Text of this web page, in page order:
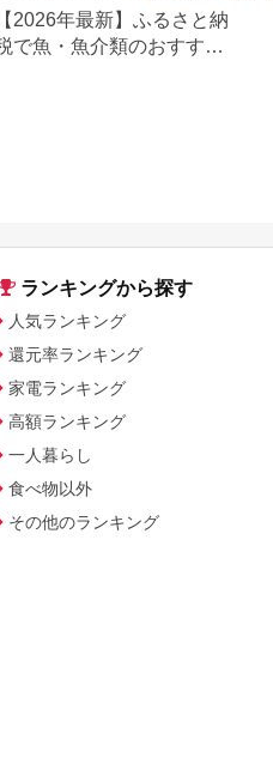
【2026年最新】ふるさと納
で魚・魚介類のおすすめ
ランキングから探す
人気ランキング
還元率ランキング
家電ランキング
高額ランキング
一人暮らし
食べ物以外
その他のランキング